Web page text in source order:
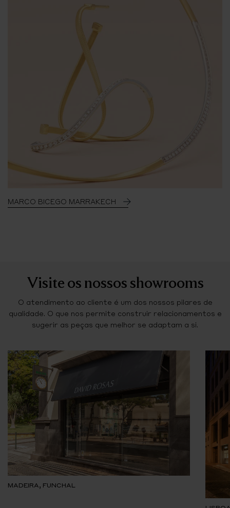
MARCO BICEGO MARRAKECH
Visite os nossos showrooms
O atendimento ao cliente é um dos nossos pilares de
qualidade. O que nos permite construir relacionamentos e
sugerir as peças que melhor se adaptam a si.
MADEIRA, FUNCHAL